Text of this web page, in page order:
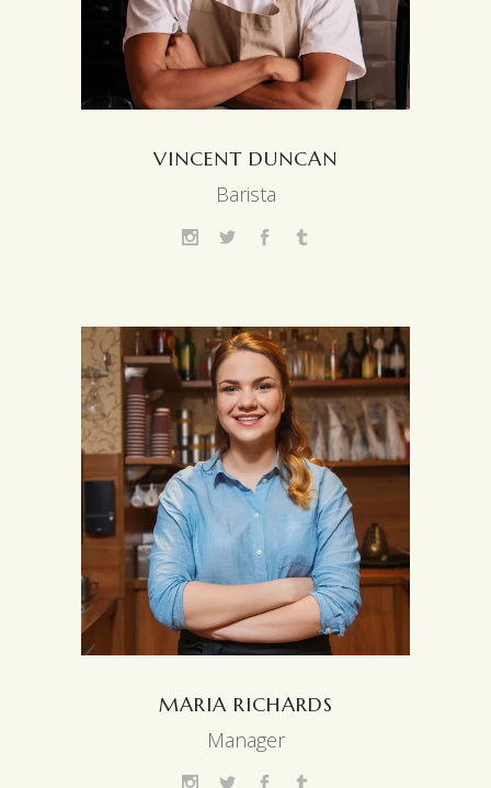
VINCENT DUNCAN
Barista
MARIA RICHARDS
Manager